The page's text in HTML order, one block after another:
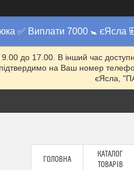
✅ Виплати 7000 🚼 єЯсла
9.00 до 17.00. В інший час
підтвердимо на Ваш номер
єЯсла,
ГОЛОВНА
КАТАЛОГ
ТОВАРІВ